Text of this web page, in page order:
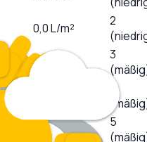
0,0L/m²
2
0,0
3
L/m²
5